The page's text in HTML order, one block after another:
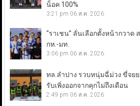
น็อค 100%
3:21 pm 06 ส.ค. 2026
“ราเชน” ลั่นเลือกตั้งหน้ากวาด
กห.-มท.
3:06 pm 06 ส.ค. 2026
ทล.ลำปาง รวบหนุ่มฉี่ม่วง ขี่จย
รับเพิ่งออกจากคุกไม่ถึงเดือน
2:49 pm 06 ส.ค. 2026